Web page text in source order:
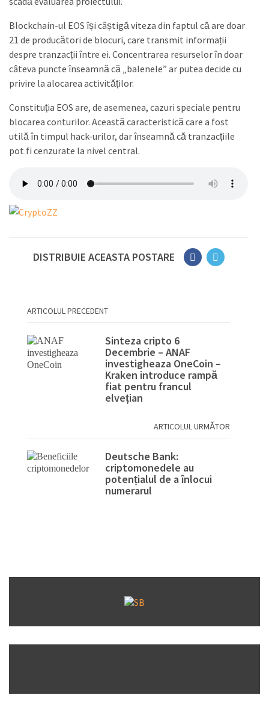
Blockchain-ul EOS își câștigă viteza din faptul că are doar
21 de producători de blocuri, care transmit informații
despre tranzacții între ei. Concentrarea resurselor în doar
câteva puncte înseamnă că „balenele” ar putea decide cu
privire la alocarea activităților.
Constituția EOS are, de asemenea, cazuri speciale pentru
blocarea conturilor. Această caracteristică care a fost
utilă în timpul hack-urilor, dar înseamnă că tranzacțiile
pot fi cenzurate la nivel central.
DISTRIBUIE ACEASTA POSTARE
ARTICOLUL PRECEDENT
Sinteza cripto 6
Decembrie – ANAF
investigheaza OneCoin –
Kraken introduce rampă
fiat pentru francul
elvețian
ARTICOLUL URMĂTOR
Deutsche Bank:
criptomonedele au
potențialul de a înlocui
numerarul